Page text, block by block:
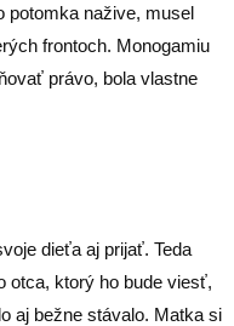
potomka nažive, musel
frontoch. Monogamiu
právo, bola vlastne
dieťa aj prijať. Teda
otca, ktorý ho bude viesť,
aj bežne stávalo. Matka si